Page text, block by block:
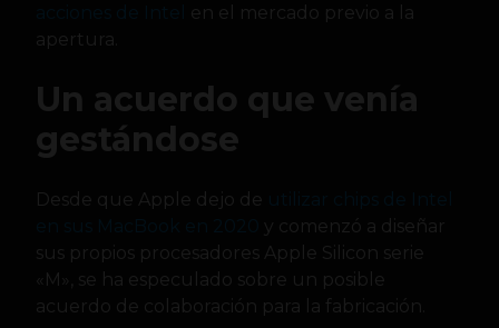
en el mercado previo a la
apertura.
Un acuerdo que venía
gestándose
Desde que Apple dejo de
y comenzó a diseñar
sus propios procesadores Apple Silicon serie
«M», se ha especulado sobre un posible
acuerdo de colaboración para la fabricación.